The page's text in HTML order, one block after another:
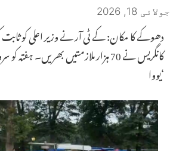
جولائی 18, 2026
دھوکے کا مکان: کے ٹی آر نے وزیر اعلی کو
کانگریس نے 70 ہزار ملازمتیں بھریں۔
‘یووا